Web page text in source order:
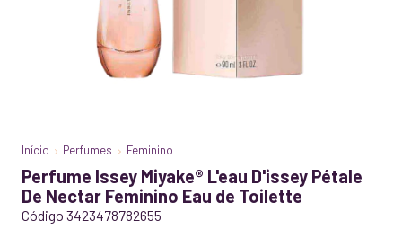
Início Perfumes Feminino
Perfume Issey Miyake® L'eau D'issey Pétale
De Nectar Feminino Eau de Toilette
Código 3423478782655